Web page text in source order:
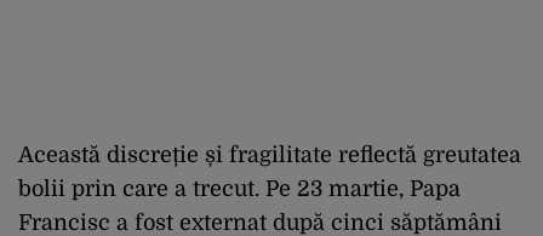
Această discreție și fragilitate reflectă greutatea
bolii prin care a trecut. Pe 23 martie, Papa
Francisc a fost externat după cinci săptămâni